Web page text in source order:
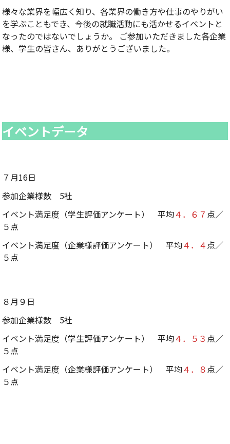
様々な業界を幅広く知り、各業界の働き方や仕事のやりがい
を学ぶこともでき、今後の就職活動にも活かせるイベントと
なったのではないでしょうか。 ご参加いただきました各企業
様、学生の皆さん、ありがとうございました。
イベントデータ
７月16日
参加企業様数 5社
イベント満足度（学生評価アンケート） 平均４．６７点／
５点
イベント満足度（企業様評価アンケート） 平均４．４点／
５点
８月９日
参加企業様数 5社
イベント満足度（学生評価アンケート） 平均４．５３ 点／
５点
イベント満足度（企業様評価アンケート） 平均４．８点／
５点